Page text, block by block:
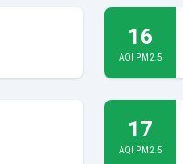
16
AQI PM2.5
17
AQI PM2.5